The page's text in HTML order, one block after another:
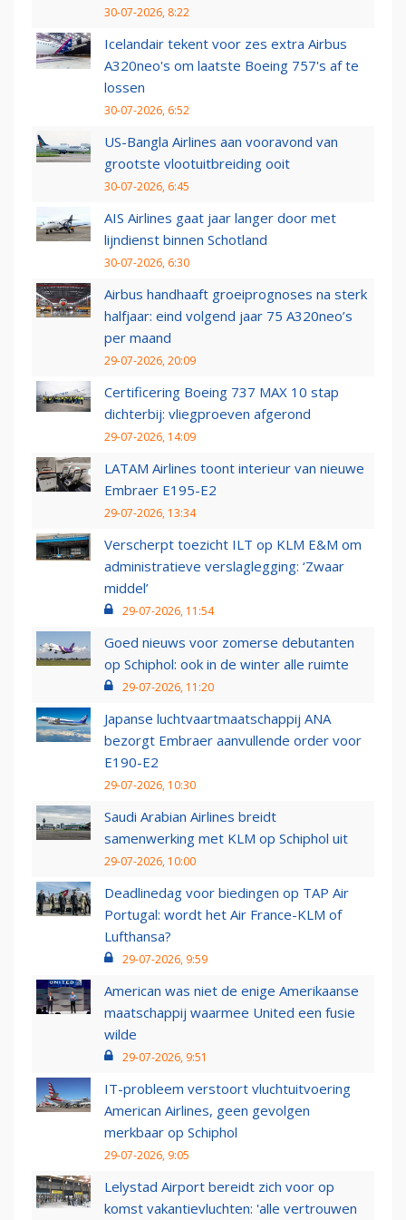
30-07-2026, 8:22
Icelandair tekent voor zes extra Airbus
A320neo's om laatste Boeing 757's af te
lossen
30-07-2026, 6:52
US-Bangla Airlines aan vooravond van
grootste vlootuitbreiding ooit
30-07-2026, 6:45
AIS Airlines gaat jaar langer door met
lijndienst binnen Schotland
30-07-2026, 6:30
Airbus handhaaft groeiprognoses na sterk
halfjaar: eind volgend jaar 75 A320neo’s
per maand
29-07-2026, 20:09
Certificering Boeing 737 MAX 10 stap
dichterbij: vliegproeven afgerond
29-07-2026, 14:09
LATAM Airlines toont interieur van nieuwe
Embraer E195-E2
29-07-2026, 13:34
Verscherpt toezicht ILT op KLM E&M om
administratieve verslaglegging: ‘Zwaar
middel’
29-07-2026, 11:54
Goed nieuws voor zomerse debutanten
op Schiphol: ook in de winter alle ruimte
29-07-2026, 11:20
Japanse luchtvaartmaatschappij ANA
bezorgt Embraer aanvullende order voor
E190-E2
29-07-2026, 10:30
Saudi Arabian Airlines breidt
samenwerking met KLM op Schiphol uit
29-07-2026, 10:00
Deadlinedag voor biedingen op TAP Air
Portugal: wordt het Air France-KLM of
Lufthansa?
29-07-2026, 9:59
American was niet de enige Amerikaanse
maatschappij waarmee United een fusie
wilde
29-07-2026, 9:51
IT-probleem verstoort vluchtuitvoering
American Airlines, geen gevolgen
merkbaar op Schiphol
29-07-2026, 9:05
Lelystad Airport bereidt zich voor op
komst vakantievluchten: 'alle vertrouwen